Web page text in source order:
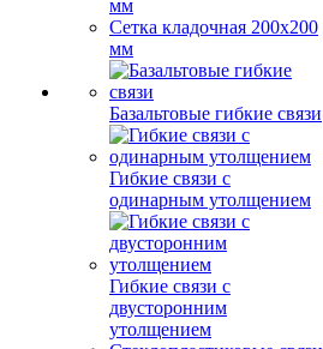
мм
Сетка кладочная 200x200
мм
Базальтовые гибкие связи
Гибкие связи с
одинарным утолщением
Гибкие связи с
двусторонним
утолщением